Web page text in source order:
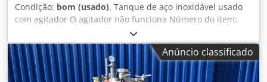
Condição: bom (usado), Tanque de aço inoxidável usado
com agitador O agitador não funciona Número do item:
10483 Utilização final: Cosméticos Volume: aprox. 2000
litros Tipo: Em pé sobre 3 pés Material (partes molhadas):
aço inoxidável 1.4301 Dkjdpfeff Abxox Af Tor Design:
Parede simples Bueiro: 510x410mm Fundo: fundo cônico
Anúncio classificado